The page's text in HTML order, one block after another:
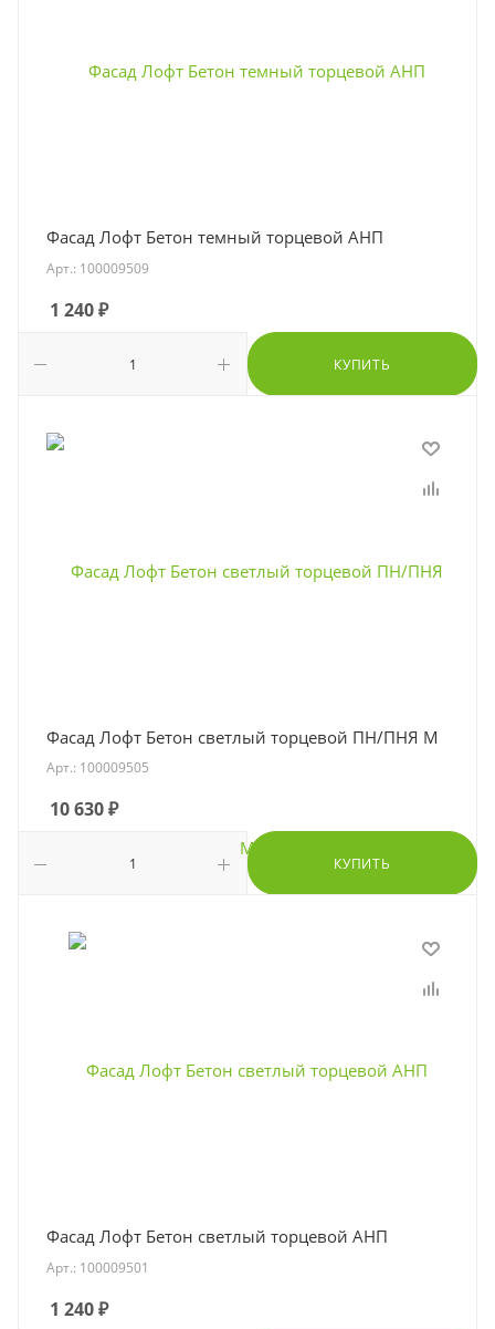
Фасад Лофт Бетон темный торцевой АНП
Арт.: 100009509
1 240₽
КУПИТЬ
Фасад Лофт Бетон светлый торцевой ПН/ПНЯ М
Арт.: 100009505
10 630₽
КУПИТЬ
Фасад Лофт Бетон светлый торцевой АНП
Арт.: 100009501
1 240₽